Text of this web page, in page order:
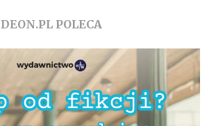
DEON.PL POLECA